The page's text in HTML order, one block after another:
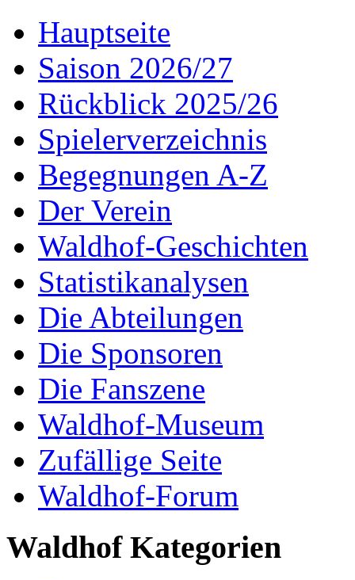
Hauptseite
Saison 2026/27
Rückblick 2025/26
Spielerverzeichnis
Begegnungen A-Z
Der Verein
Waldhof-Geschichten
Statistikanalysen
Die Abteilungen
Die Sponsoren
Die Fanszene
Waldhof-Museum
Zufällige Seite
Waldhof-Forum
Waldhof Kategorien